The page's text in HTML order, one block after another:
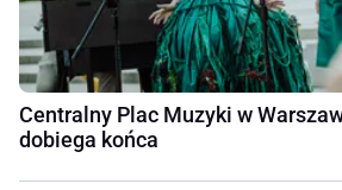
Centralny Plac Muzyki w
dobiega końca